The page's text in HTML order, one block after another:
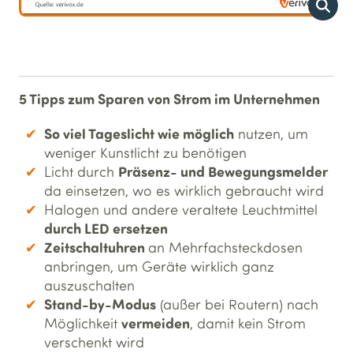
5 Tipps zum Sparen von Strom im Unternehmen
So viel Tageslicht wie möglich nutzen, um
weniger Kunstlicht zu benötigen
Licht durch Präsenz- und Bewegungsmelder
da einsetzen, wo es wirklich gebraucht wird
Halogen und andere veraltete Leuchtmittel
durch LED ersetzen
Zeitschaltuhren an Mehrfachsteckdosen
anbringen, um Geräte wirklich ganz
auszuschalten
Stand-by-Modus (außer bei Routern) nach
Möglichkeit vermeiden, damit kein Strom
verschenkt wird